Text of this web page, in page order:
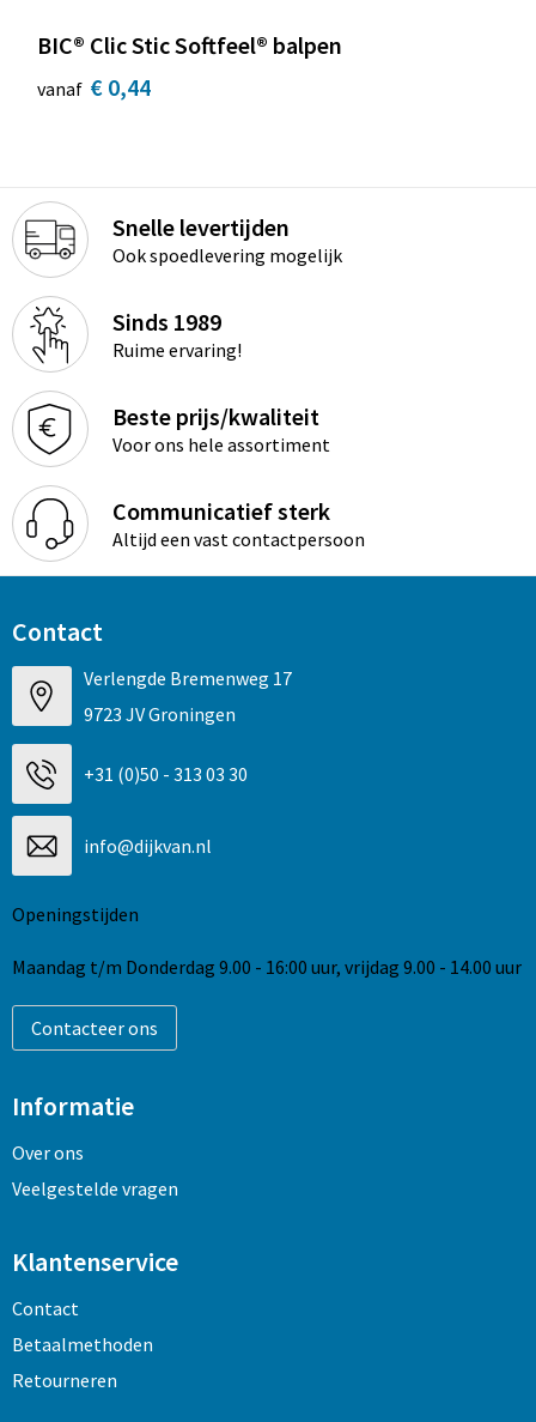
BIC® Clic Stic Softfeel® balpen
vanaf € 0,44
Snelle levertijden
Ook spoedlevering mogelijk
Sinds 1989
Ruime ervaring!
Beste prijs/kwaliteit
Voor ons hele assortiment
Communicatief sterk
Altijd een vast contactpersoon
Contact
Verlengde Bremenweg 17
9723 JV Groningen
+31 (0)50 - 313 03 30
info@dijkvan.nl
Openingstijden
Maandag t/m Donderdag 9.00 - 16:00 uur, vrijdag 9.00 - 14.00 uur
Contacteer ons
Informatie
Over ons
Veelgestelde vragen
Klantenservice
Contact
Betaalmethoden
Retourneren